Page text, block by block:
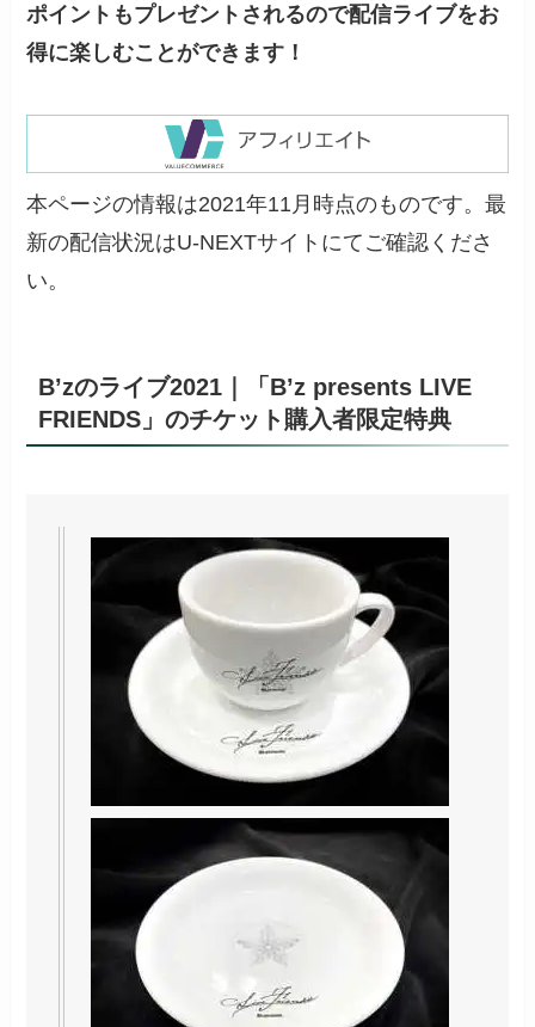
ポイントもプレゼントされるので配信ライブをお
得に楽しむことができます！
本ページの情報は2021年11月時点のものです。最
新の配信状況はU-NEXTサイトにてご確認くださ
い。
B’zのライブ2021｜「B’z presents LIVE
FRIENDS 」のチケット購入者限定特典